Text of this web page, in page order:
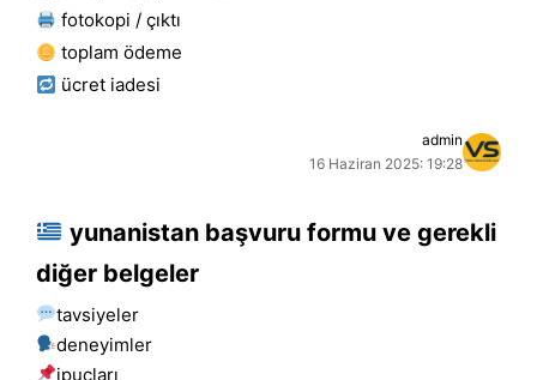
fotokopi / çıktı
toplam ödeme
ücret i̇adesi
admin
16 Haziran 2025: 19:28
yunanistan başvuru formu ve gerekli
diğer belgeler
tavsiyeler
deneyimler
i̇puçları